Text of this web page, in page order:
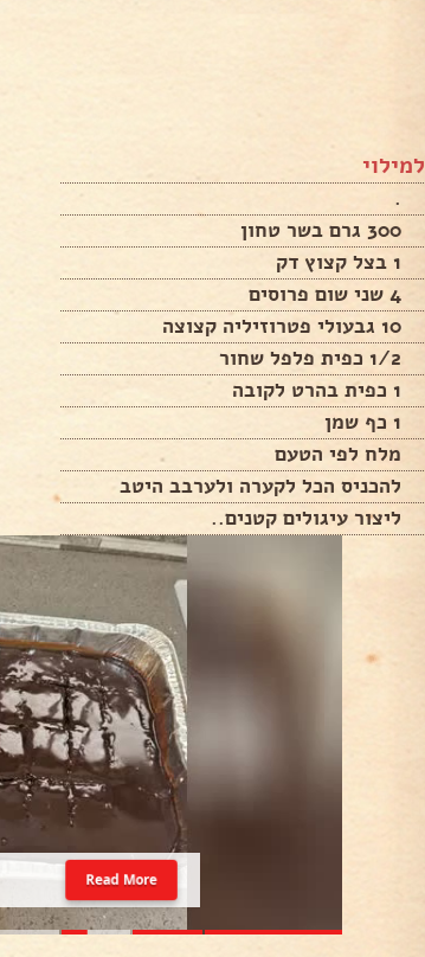
למילוי
.
300 גרם בשר טחון
1 בצל קצוץ דק
4 שני שום פרוסים
10 גבעולי פטרוזיליה קצוצה
1/2 כפית פלפל שחור
1 כפית בהרט לקובה
1 כף שמן
מלח לפי הטעם
להכניס הכל לקערה ולערבב היטב
ליצור עיגולים קטנים..
Read More